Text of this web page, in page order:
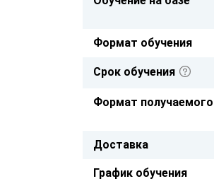
Формат обучения
Срок обучения
Формат
Доставка
График обучения